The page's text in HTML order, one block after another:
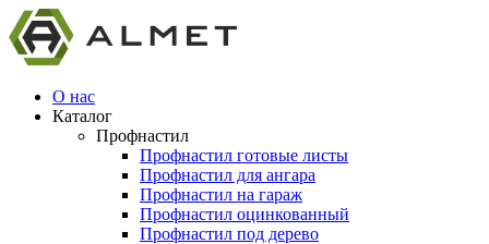
О нас
Каталог
Профнастил
Профнастил готовые листы
Профнастил для ангара
Профнастил на гараж
Профнастил оцинкованный
Профнастил под дерево